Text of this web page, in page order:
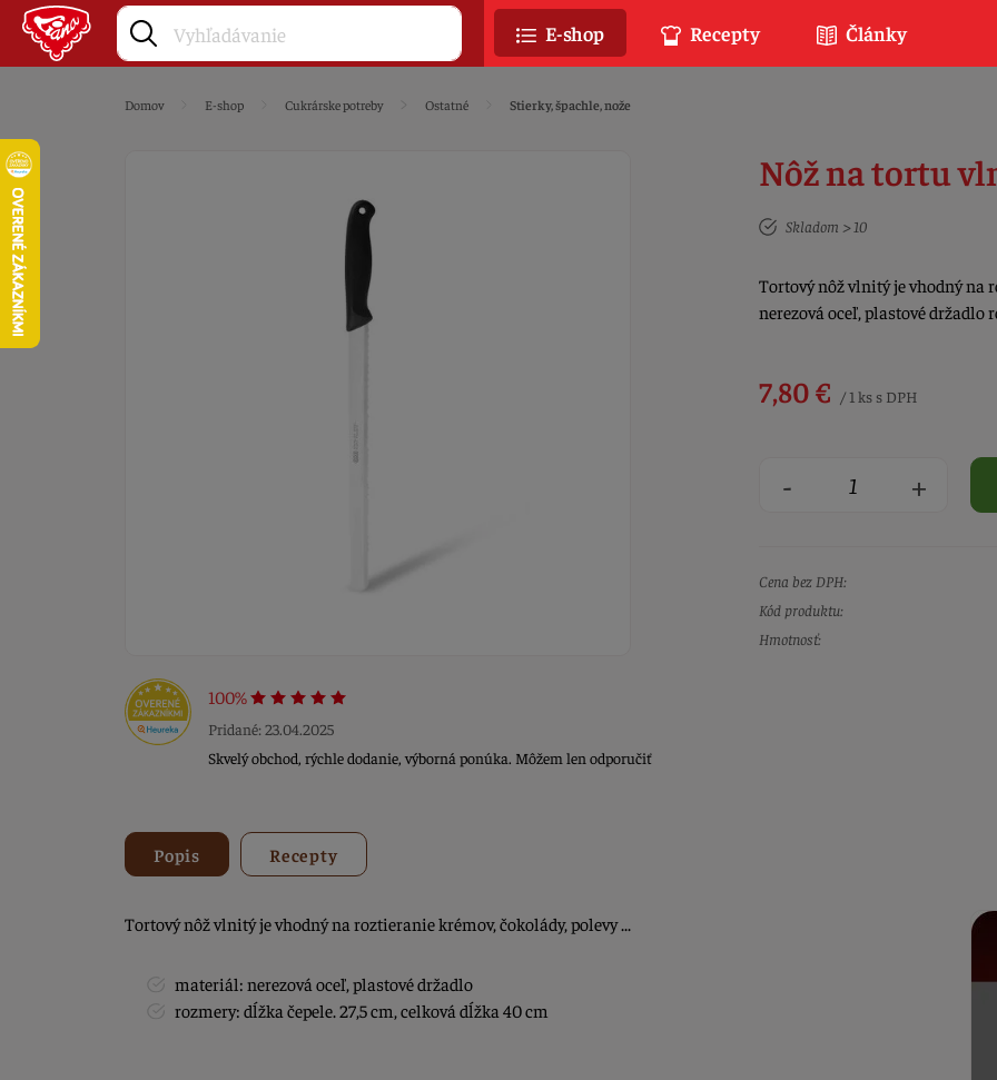
Domov E-shop Cukrárske potreby Ostatné Stierky, špachle, nože
100%
Pridané: 23.04.2025
Skvelý obchod, rýchle dodanie, výborná ponúka. Môžem len odporučiť
Nôž na tortu
Skladom > 10
Tortový nôž vlnitý je vhodný na
nerezová oceľ, plastové držadlo
7,80 € / 1 ks s DPH
- +
Cena bez DPH:
Kód produktu:
Hmotnosť:
Popis Recepty
Tortový nôž vlnitý je vhodný na roztieranie krémov, čokolády, polevy ...
materiál: nerezová oceľ, plastové držadlo
rozmery: dĺžka čepele. 27,5 cm, celková dĺžka 40 cm
E-shop Recepty Články